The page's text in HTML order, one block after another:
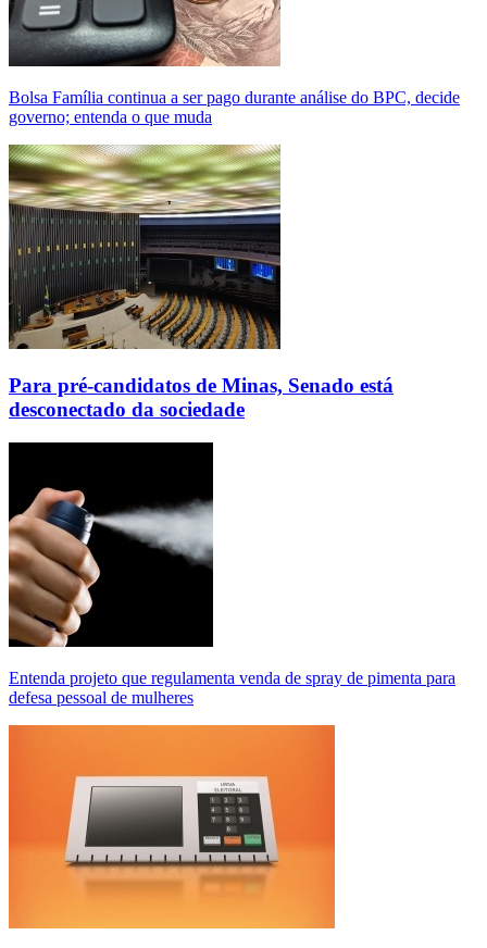
Bolsa Família continua a ser pago durante análise do BPC, decide
governo; entenda o que muda
Para pré-candidatos de Minas, Senado está
desconectado da sociedade
Entenda projeto que regulamenta venda de spray de pimenta para
defesa pessoal de mulheres